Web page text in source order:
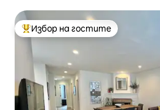
Най-популярен избор на гостите
Избор на гостите